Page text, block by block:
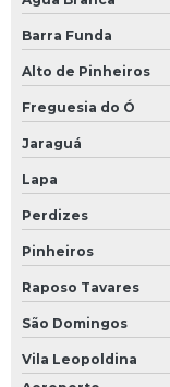
Barra Funda
Alto de Pinheiros
Freguesia do Ó
Jaraguá
Lapa
Perdizes
Pinheiros
Raposo Tavares
São Domingos
Vila Leopoldina